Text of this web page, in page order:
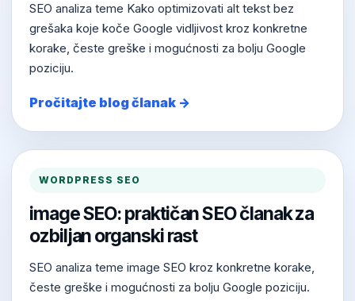
SEO analiza teme Kako optimizovati alt tekst bez
grešaka koje koče Google vidljivost kroz konkretne
korake, česte greške i mogućnosti za bolju Google
poziciju.
Pročitajte blog članak →
WORDPRESS SEO
image SEO: praktičan SEO članak za
ozbiljan organski rast
SEO analiza teme image SEO kroz konkretne korake,
česte greške i mogućnosti za bolju Google poziciju.